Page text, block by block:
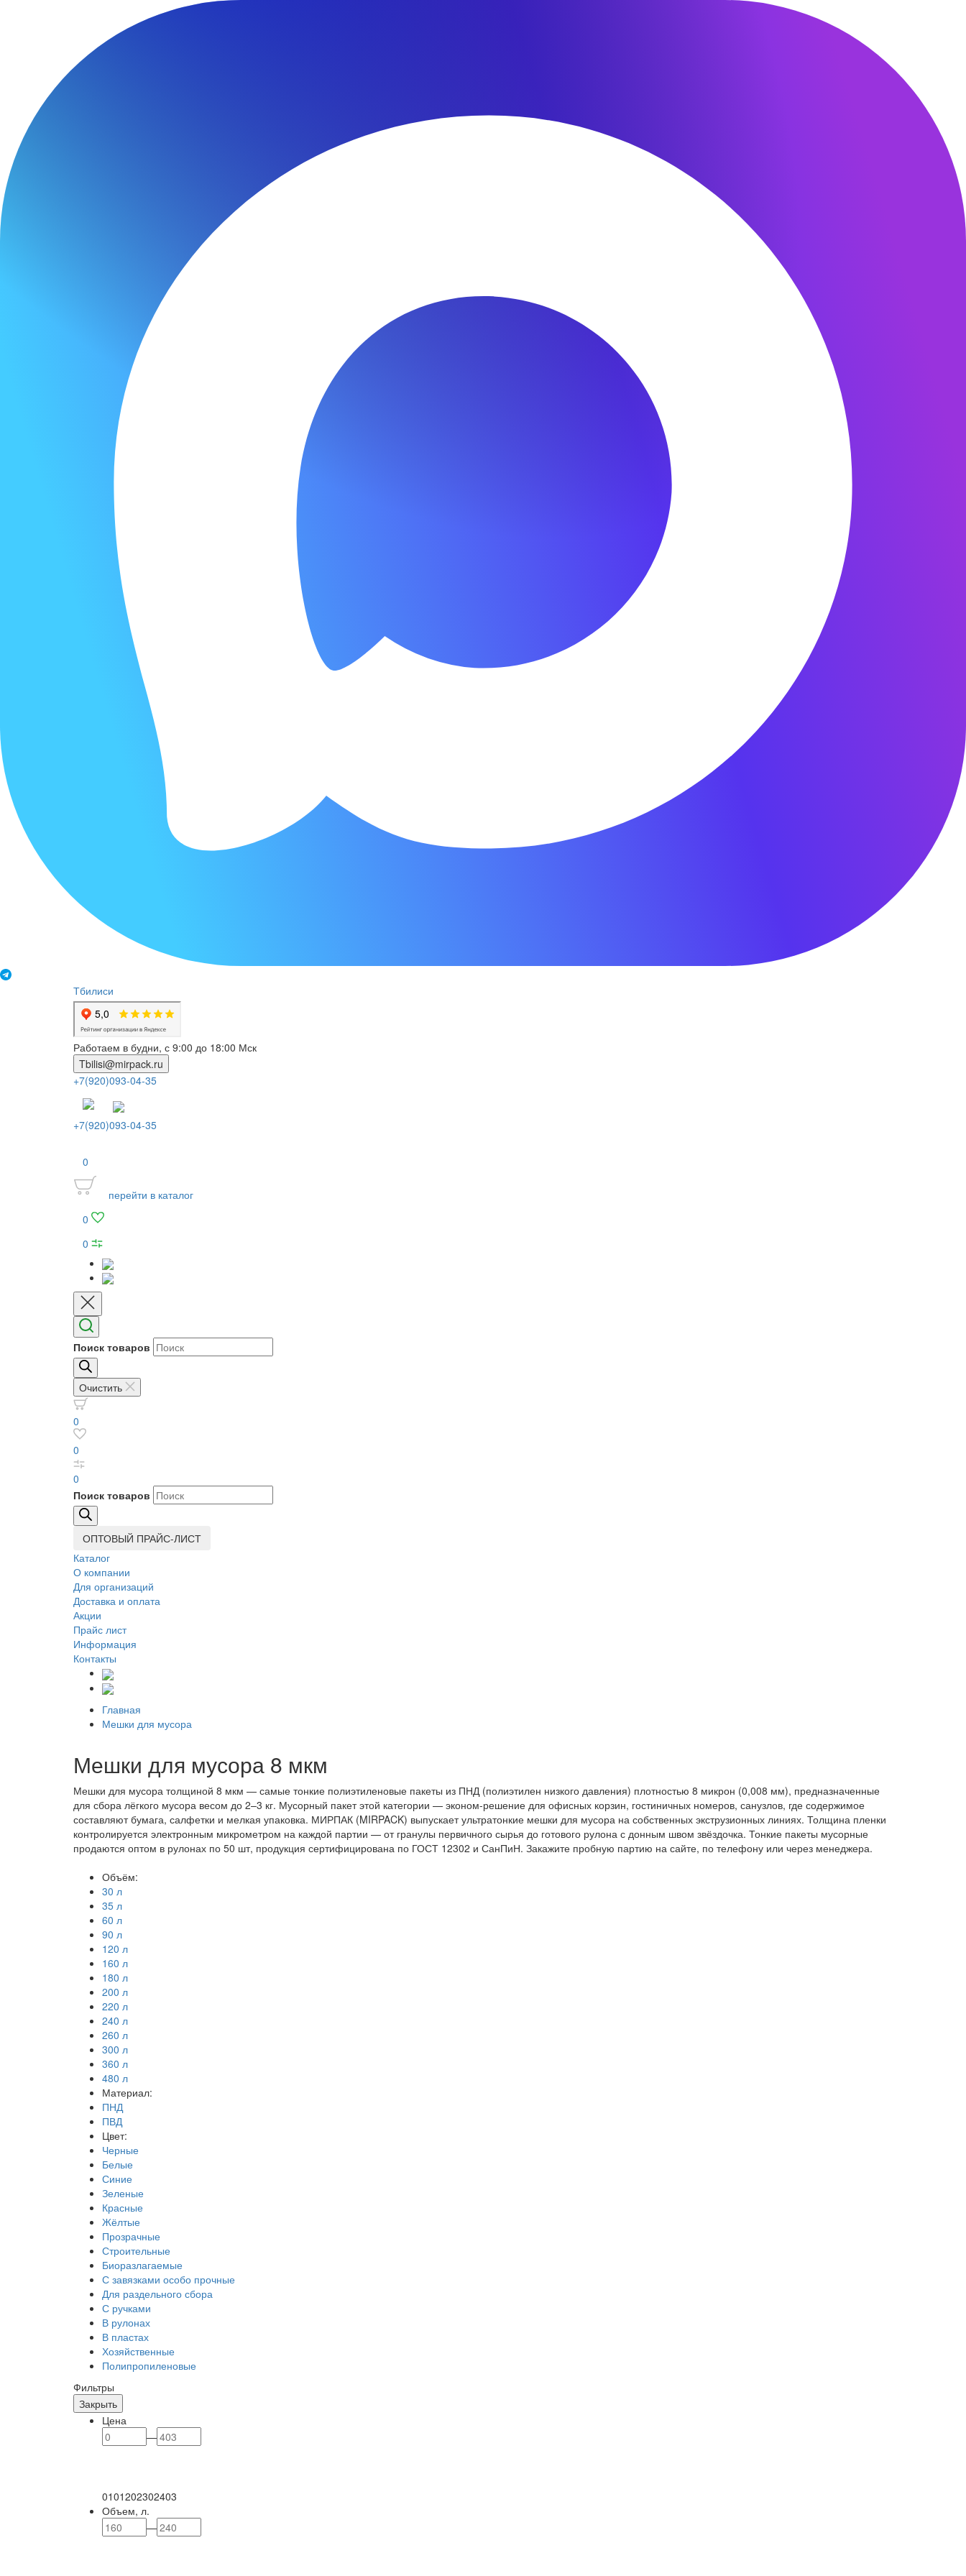
Тбилиси
Работаем в будни, с 9:00 до 18:00 Мск
Tbilisi@mirpack.ru
+7(920)093-04-35
+7(920)093-04-35
0
перейти в каталог
0
0
Поиск товаров
Очистить
0
0
0
Поиск товаров
ОПТОВЫЙ ПРАЙС-ЛИСТ
Каталог
О компании
Для организаций
Доставка и оплата
Акции
Прайс лист
Информация
Контакты
Главная
Мешки для мусора
Мешки для мусора 8 мкм
Мешки для мусора толщиной 8 мкм — самые тонкие полиэтиленовые пакеты из ПНД (полиэтилен низкого давления) плотностью 8 микрон (0,008 мм), предназначенные
для сбора лёгкого мусора весом до 2–3 кг. Мусорный пакет этой категории — эконом-решение для офисных корзин, гостиничных номеров, санузлов, где содержимое
составляют бумага, салфетки и мелкая упаковка. МИРПАК (MIRPACK) выпускает ультратонкие мешки для мусора на собственных экструзионных линиях. Толщина пленки
контролируется электронным микрометром на каждой партии — от гранулы первичного сырья до готового рулона с донным швом звёздочка. Тонкие пакеты мусорные
продаются оптом в рулонах по 50 шт, продукция сертифицирована по ГОСТ 12302 и СанПиН. Закажите пробную партию на сайте, по телефону или через менеджера.
Объём:
30 л
35 л
60 л
90 л
120 л
160 л
180 л
200 л
220 л
240 л
260 л
300 л
360 л
480 л
Материал:
ПНД
ПВД
Цвет:
Черные
Белые
Синие
Зеленые
Красные
Жёлтые
Прозрачные
Строительные
Биоразлагаемые
С завязками особо прочные
Для раздельного сбора
С ручками
В рулонах
В пластах
Хозяйственные
Полипропиленовые
Фильтры
Закрыть
Цена
—
0101202302403
Объем, л.
—